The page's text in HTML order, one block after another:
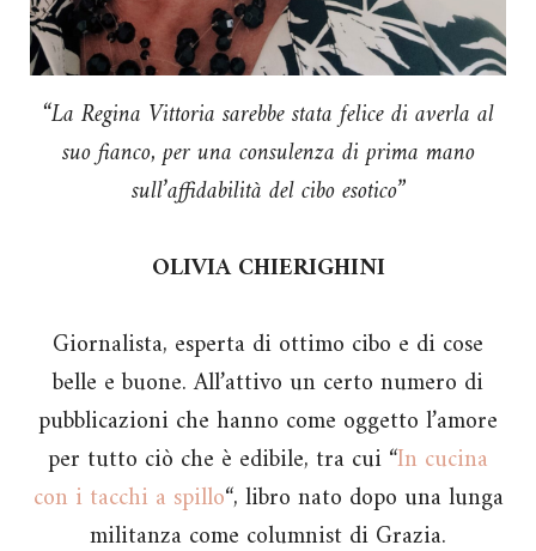
“La Regina Vittoria sarebbe stata felice di averla al
suo fianco, per una consulenza di prima mano
sull’affidabilità del cibo esotico”
OLIVIA CHIERIGHINI
Giornalista, esperta di ottimo cibo e di cose
belle e buone. All’attivo un certo numero di
pubblicazioni che hanno come oggetto l’amore
per tutto ciò che è edibile, tra cui “In cucina
con i tacchi a spillo“, libro nato dopo una lunga
militanza come columnist di Grazia.